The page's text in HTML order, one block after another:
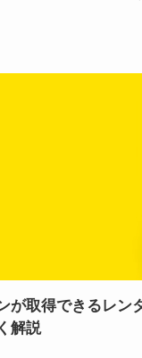
が取得できるレン
解説